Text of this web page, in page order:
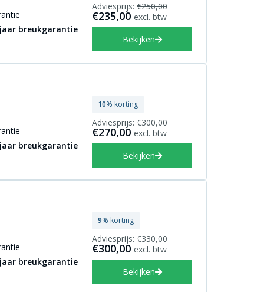
breukgarantie
Adviesprijs: €250,00
€235,00 excl. btw
Bekijken
breukgarantie
10% korting
Adviesprijs: €300,00
€270,00 excl. btw
Bekijken
breukgarantie
9% korting
Adviesprijs: €330,00
€300,00 excl. btw
Bekijken